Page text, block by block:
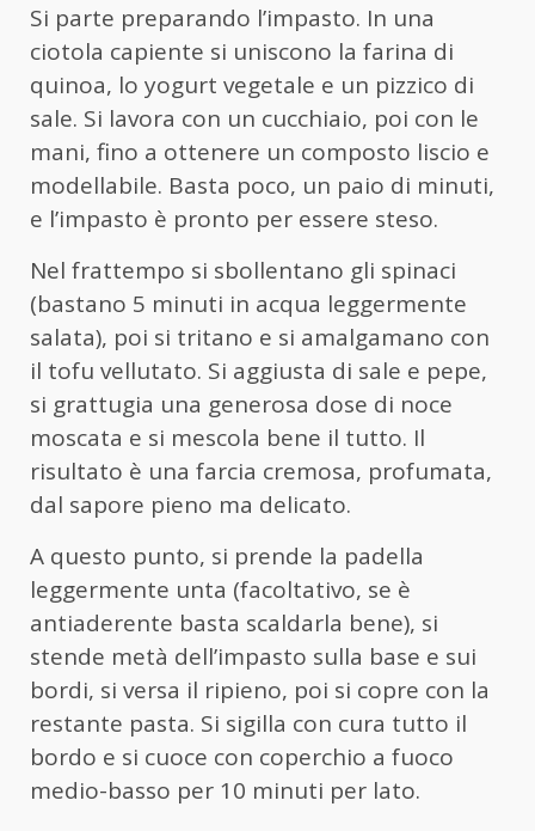
Si parte preparando l’impasto. In una
ciotola capiente si uniscono la farina di
quinoa, lo yogurt vegetale e un pizzico di
sale. Si lavora con un cucchiaio, poi con le
mani, fino a ottenere un composto liscio e
modellabile. Basta poco, un paio di minuti,
e l’impasto è pronto per essere steso.
Nel frattempo si sbollentano gli spinaci
(bastano 5 minuti in acqua leggermente
salata), poi si tritano e si amalgamano con
il tofu vellutato. Si aggiusta di sale e pepe,
si grattugia una generosa dose di noce
moscata e si mescola bene il tutto. Il
risultato è una farcia cremosa, profumata,
dal sapore pieno ma delicato.
A questo punto, si prende la padella
leggermente unta (facoltativo, se è
antiaderente basta scaldarla bene), si
stende metà dell’impasto sulla base e sui
bordi, si versa il ripieno, poi si copre con la
restante pasta. Si sigilla con cura tutto il
bordo e si cuoce con coperchio a fuoco
medio-basso per 10 minuti per lato.